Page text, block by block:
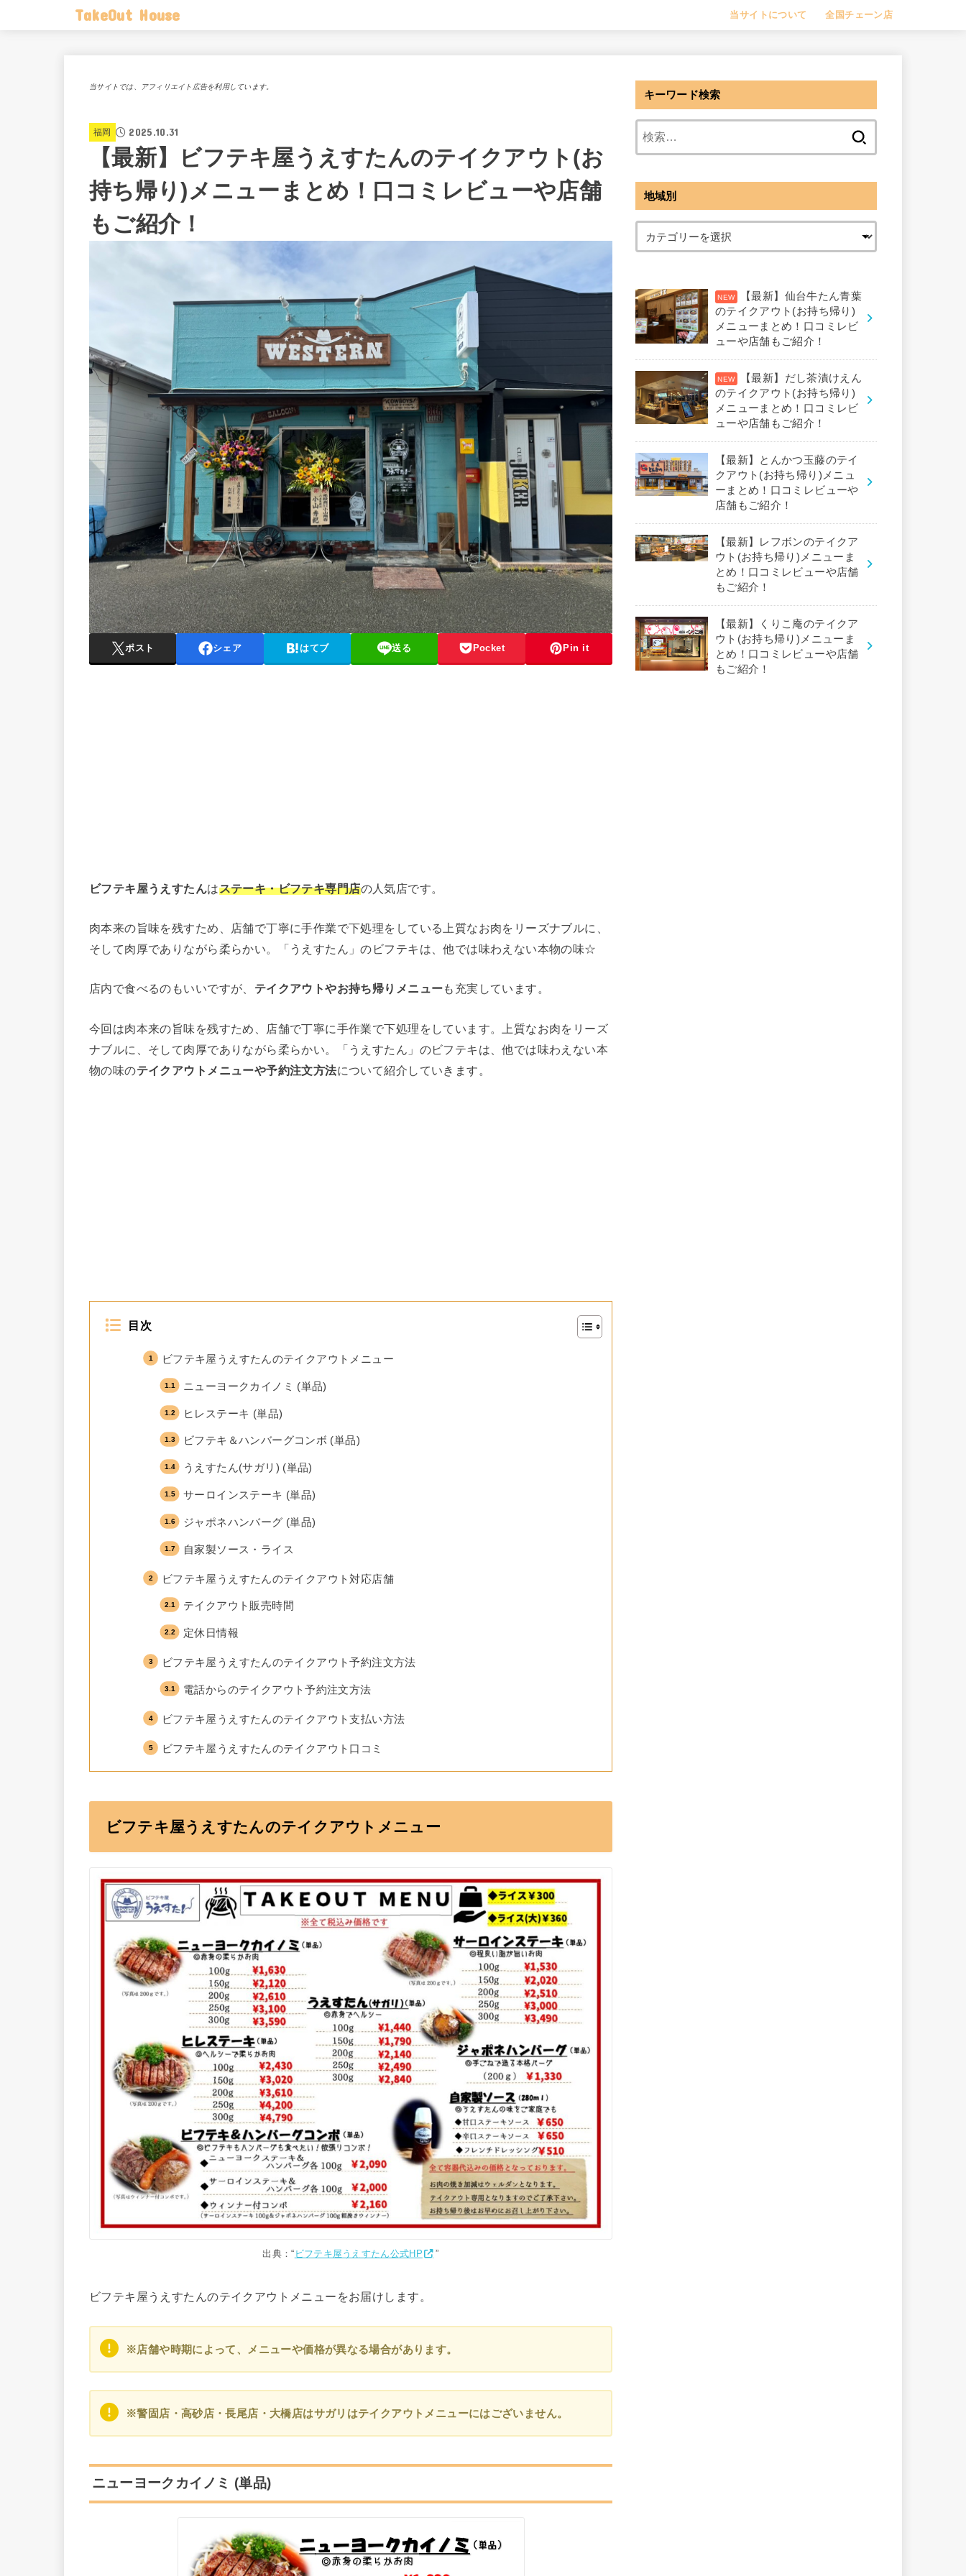
TakeOut House 当サイトについて 全国チェーン店
当サイトでは、アフィリエイト広告を利用しています。
福岡 2025.10.31
【最新】ビフテキ屋うえすたんのテイクアウト(お
持ち帰り)メニューまとめ！口コミレビューや店舗
もご紹介！
ポスト シェア はてブ 送る Pocket Pin it
ビフテキ屋うえすたんはステーキ・ビフテキ専門店の人気店です。
肉本来の旨味を残すため、店舗で丁寧に手作業で下処理をしている上質なお肉をリーズナブルに、
そして肉厚でありながら柔らかい。「うえすたん」のビフテキは、他では味わえない本物の味☆
店内で食べるのもいいですが、 テイクアウトやお持ち帰りメニューも充実しています。
今回は肉本来の旨味を残すため、店舗で丁寧に手作業で下処理をしています。上質なお肉をリーズ
ナブルに、そして肉厚でありながら柔らかい。「うえすたん」のビフテキは、他では味わえない本
物の味のテイクアウトメニューや予約注文方法について紹介していきます。
目次
ビフテキ屋うえすたんのテイクアウトメニュー
ニューヨークカイノミ (単品)
ヒレステーキ (単品)
ビフテキ＆ハンバーグコンボ (単品)
うえすたん(サガリ) (単品)
サーロインステーキ (単品)
ジャポネハンバーグ (単品)
自家製ソース・ライス
ビフテキ屋うえすたんのテイクアウト対応店舗
テイクアウト販売時間
定休日情報
ビフテキ屋うえすたんのテイクアウト予約注文方法
電話からのテイクアウト予約注文方法
ビフテキ屋うえすたんのテイクアウト支払い方法
ビフテキ屋うえすたんのテイクアウト口コミ
ビフテキ屋うえすたんのテイクアウトメニュー
出典：“ ビフテキ屋うえすたん公式HP ”
ビフテキ屋うえすたんのテイクアウトメニューをお届けします。
※店舗や時期によって、メニューや価格が異なる場合があります。
※警固店・高砂店・長尾店・大橋店はサガリはテイクアウト メニューにはございません。
ニューヨークカイノミ (単品)
キーワード検索
地域別
【最新】仙台牛たん青葉
のテイクアウト(お持ち帰り)
メニューまとめ！口コミレビ
ューや店舗もご紹介！
【最新】だし茶漬けえん
のテイクアウト(お持ち帰り)
メニューまとめ！口コミレビ
ューや店舗もご紹介！
【最新】とんかつ玉藤のテイ
クアウト(お持ち帰り)メニュ
ーまとめ！口コミレビューや
店舗もご紹介！
【最新】レフボンのテイクア
ウト(お持ち帰り)メニューま
とめ！口コミレビューや店舗
もご紹介！
【最新】くりこ庵のテイクア
ウト(お持ち帰り)メニューま
とめ！口コミレビューや店舗
もご紹介！